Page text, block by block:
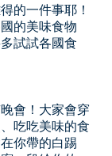
的一件事耶！
的美味食物
試試各國食
會！大家會穿
吃吃美味的食
你帶的白踢